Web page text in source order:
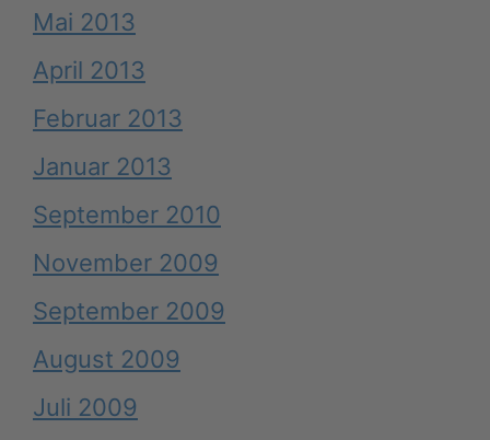
Mai 2013
April 2013
Februar 2013
Januar 2013
September 2010
November 2009
September 2009
August 2009
Juli 2009